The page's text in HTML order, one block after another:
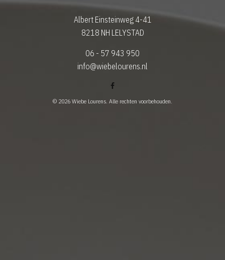
Albert Einsteinweg 4-41
8218 NH LELYSTAD
06 - 57 943 950
info@wiebelourens.nl
© 2026 Wiebe Lourens. Alle rechten voorbehouden.